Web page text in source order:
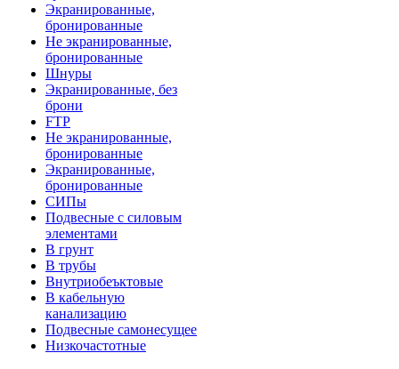
Экранированные,
бронированные
Не экранированные,
бронированные
Шнуры
Экранированные, без
брони
FTP
Не экранированные,
бронированные
Экранированные,
бронированные
СИПы
Подвесные с силовым
элементами
В грунт
В трубы
Внутриобеъктовые
В кабельную
канализацию
Подвесные самонесущее
Низкочастотные